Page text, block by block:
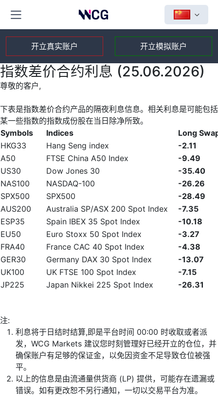
开立真实账户 开立模拟账户
指数差价合约利息 (25.06.2026)
尊敬的客户,
下表是指数差价合约产品的隔夜利息信息。相关利息是可能包括
某一些指数的指数成份股在当日除净所致。
Symbols
Indices
Long
HKG33
Hang Seng index
-2.11
A50
FTSE China A50 Index
-9.49
US30
Dow Jones 30
-35.40
NAS100
NASDAQ-100
-26.26
SPX500
SPX500
-28.49
AUS200
Australia SP/ASX 200 Spot Index
-7.35
ESP35
Spain IBEX 35 Spot Index
-10.18
EU50
Euro Stoxx 50 Spot Index
-3.27
FRA40
France CAC 40 Spot Index
-4.38
GER30
Germany DAX 30 Spot Index
-13.07
UK100
UK FTSE 100 Spot Index
-7.15
JP225
Japan Nikkei 225 Spot Index -26.31
注:
利息将于日结时结算,即是平台时间 00:00 时收取或者派
发，WCG Markets 建议您时刻管理好已经开立的仓位，并
确保账户有足够的保证金，以免因资金不足导致仓位被强
平。
以上的信息是由流通量供货商 (LP) 提供，可能存在遗漏或
错误。如有更改恕不另行通知，一切以交易平台为准。